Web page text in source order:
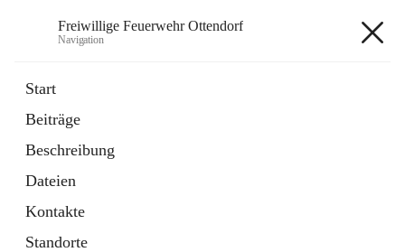
Freiwillige Feuerwehr Ottendorf
Navigation
Start
Beiträge
Beschreibung
Dateien
Kontakte
Standorte